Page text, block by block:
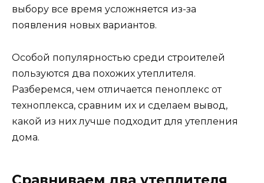
выбору все время усложняется из-за
появления новых вариантов.
Особой популярностью среди строителей
пользуются два похожих утеплителя.
Разберемся, чем отличается пеноплекс от
техноплекса, сравним их и сделаем вывод,
какой из них лучше подходит для утепления
дома.